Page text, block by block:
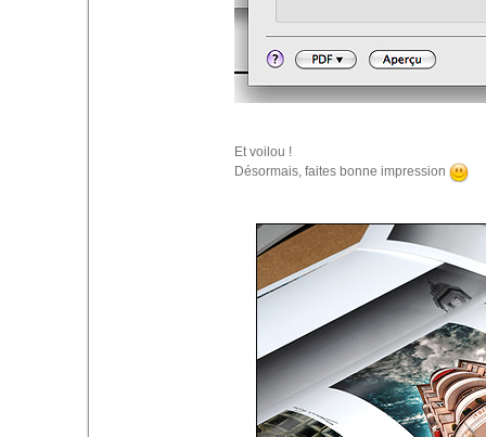
Et voilou !
Désormais, faites bonne impression